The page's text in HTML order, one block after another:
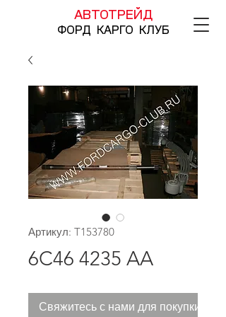
АВТОТРЕЙД
ФОРД КАРГО КЛУБ
Артикул: T153780
6C46 4235 AA
Свяжитесь с нами для покупки